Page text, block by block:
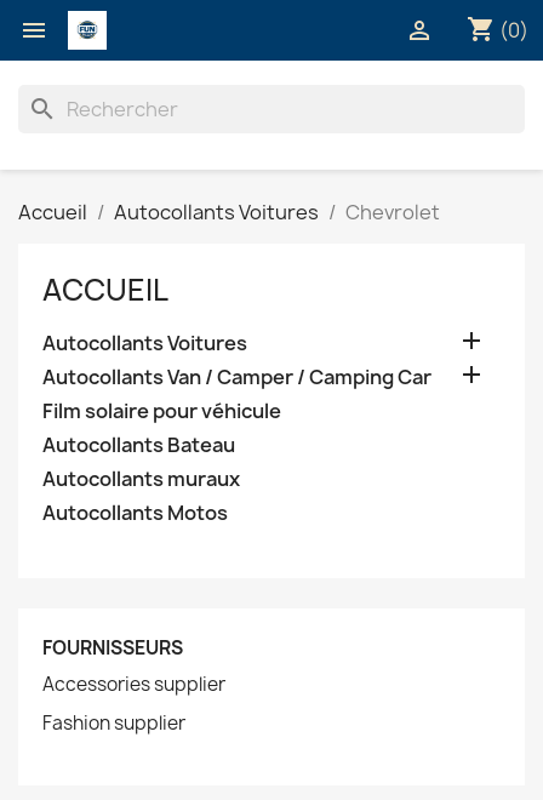
 shopping_cart (0)

search
Accueil Autocollants Voitures Chevrolet
ACCUEIL
Autocollants Voitures 
Autocollants Van / Camper / Camping Car 
Film solaire pour véhicule
Autocollants Bateau
Autocollants muraux
Autocollants Motos
FOURNISSEURS
Accessories supplier
Fashion supplier